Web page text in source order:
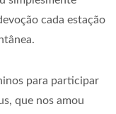
cada estação
para participar
que nos amou